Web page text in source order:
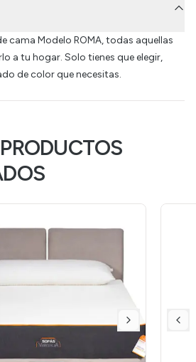
cama Modelo ROMA, todas aquellas
a tu hogar. Solo tienes que elegir,
de color que necesitas.